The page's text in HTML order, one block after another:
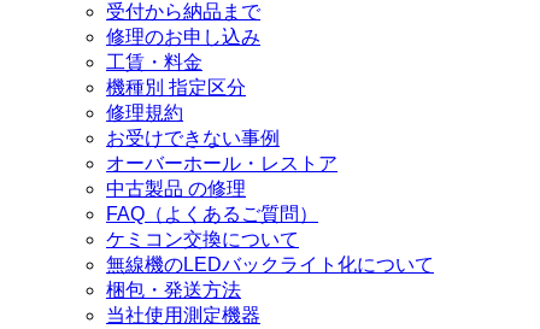
受付から納品まで
修理のお申し込み
工賃・料金
機種別 指定区分
修理規約
お受けできない事例
オーバーホール・レストア
中古製品 の修理
FAQ（よくあるご質問）
ケミコン交換について
無線機のLEDバックライト化について
梱包・発送方法
当社使用測定機器